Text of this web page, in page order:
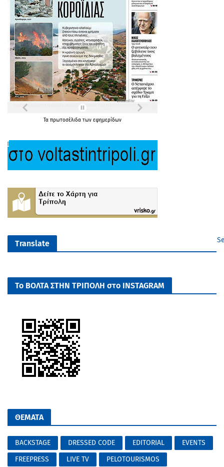
Τα πρωτοσέλιδα των εφημερίδων
Translate
Το ΒΟΛΤΑ ΣΤΗΝ ΤΡΙΠΟΛΗ στο INSTAGRAM
ΘΕΜΑΤΑ
BACKSTAGE DRESSED CODE EDITORIAL
EVENTS
FREEPRESS
LIVE TV
PELOTOURISMOS